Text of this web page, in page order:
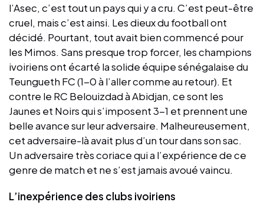
l’Asec, c’est tout un pays qui y a cru. C’est peut-être
cruel, mais c’est ainsi. Les dieux du football ont
décidé. Pourtant, tout avait bien commencé pour
les Mimos. Sans presque trop forcer, les champions
ivoiriens ont écarté la solide équipe sénégalaise du
Teungueth FC (1-0 à l’aller comme au retour). Et
contre le RC Belouizdad à Abidjan, ce sont les
Jaunes et Noirs qui s’imposent 3-1 et prennent une
belle avance sur leur adversaire. Malheureusement,
cet adversaire-là avait plus d’un tour dans son sac.
Un adversaire très coriace qui a l’expérience de ce
genre de match et ne s’est jamais avoué vaincu.
L’inexpérience des clubs ivoiriens